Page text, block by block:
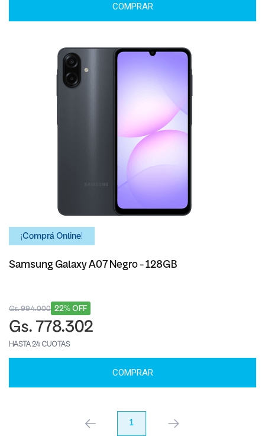
COMPRAR
¡Comprá Online!
Samsung Galaxy A07 Negro - 128GB
22% OFF
Gs. 994.000
Gs. 778.302
HASTA 24 CUOTAS
COMPRAR
anterior 1 próximo